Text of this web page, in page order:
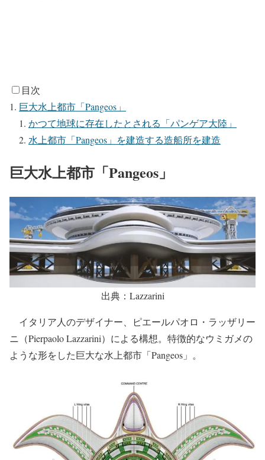
目次
巨大水上都市「Pangeos」
かつて地球に存在したとされる「パンゲア大陸」
水上都市「Pangeos」を建造する造船所を建造
巨大水上都市「Pangeos」
出典：Lazzarini
イタリア人のデザイナー、ピエールパオロ・ラッザリー
ニ（Pierpaolo Lazzarini）による構想。特徴的なウミガメの
ような形をした巨大な水上都市「Pangeos」。